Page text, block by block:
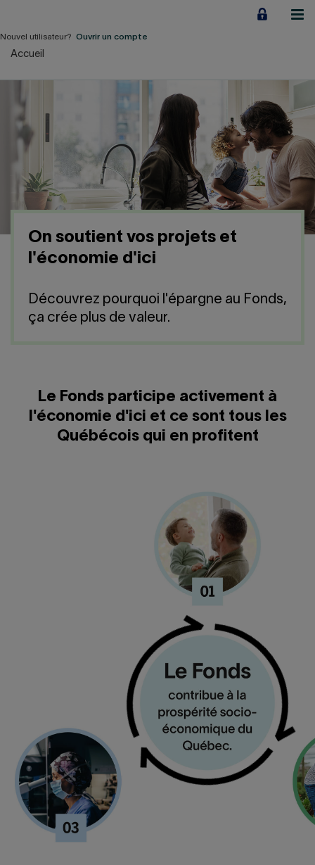
contenu
Financement d'entreprise
Notre Impact
À propos
Nous joindre
Nouvel utilisateur? Ouvrir un compte
Accueil
On soutient vos projets et
l'économie d'ici
Découvrez pourquoi l'épargne au Fonds,
ça crée plus de valeur.
Le Fonds participe activement à
l'économie d'ici et ce sont tous les
Québécois qui en profitent